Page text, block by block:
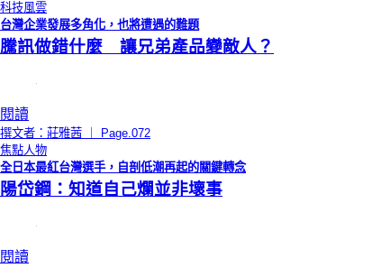
科技風雲
台灣企業發展多角化，也將遭遇的難題
騰訊做錯什麼 讓兄弟產品變敵人？
閱讀
撰文者：莊雅茜 ｜ Page.072
焦點人物
全日本最紅台灣選手，自剖低潮再起的關鍵轉念
陽岱鋼：知道自己爛並非壞事
閱讀